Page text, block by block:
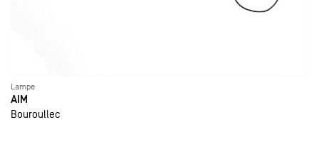
Lampe
AIM
Bouroullec